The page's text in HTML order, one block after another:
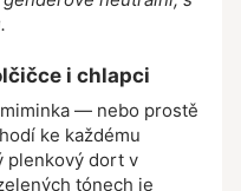
i chlapci
— nebo prostě
ke každému
plenkový dort v
tónech je